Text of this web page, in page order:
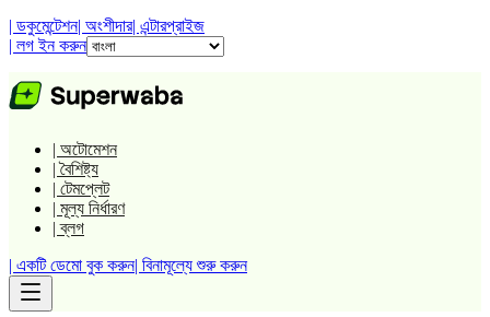
| ডকুমেন্টেশন| অংশীদার| এন্টারপ্রাইজ
| লগ ইন করুন
| অটোমেশন
| বৈশিষ্ট্য
| টেমপ্লেট
| মূল্য নির্ধারণ
| ব্লগ
| একটি ডেমো বুক করুন| বিনামূল্যে শুরু করুন